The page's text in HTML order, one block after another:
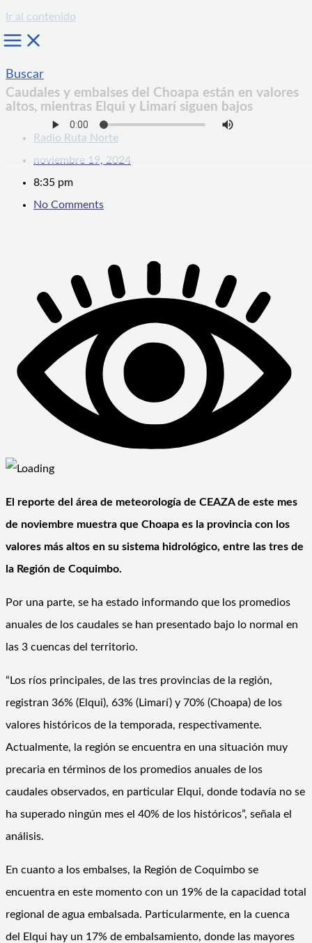
Ir al contenido
Buscar
Caudales y embalses del Choapa están en valores
altos, mientras Elqui y Limarí siguen bajos
Radio Ruta Norte
noviembre 19, 2024
8:35 pm
No Comments
El reporte del área de meteorología de CEAZA de este mes
de noviembre muestra que Choapa es la provincia con los
valores más altos en su sistema hidrológico, entre las tres de
la Región de Coquimbo.
Por una parte, se ha estado informando que los promedios
anuales de los caudales se han presentado bajo lo normal en
las 3 cuencas del territorio.
“Los ríos principales, de las tres provincias de la región,
registran 36% (Elqui), 63% (Limarí) y 70% (Choapa) de los
valores históricos de la temporada, respectivamente.
Actualmente, la región se encuentra en una situación muy
precaria en términos de los promedios anuales de los
caudales observados, en particular Elqui, donde todavía no se
ha superado ningún mes el 40% de los históricos”, señala el
análisis.
En cuanto a los embalses, la Región de Coquimbo se
encuentra en este momento con un 19% de la capacidad total
regional de agua embalsada. Particularmente, en la cuenca
del Elqui hay un 17% de embalsamiento, donde las mayores